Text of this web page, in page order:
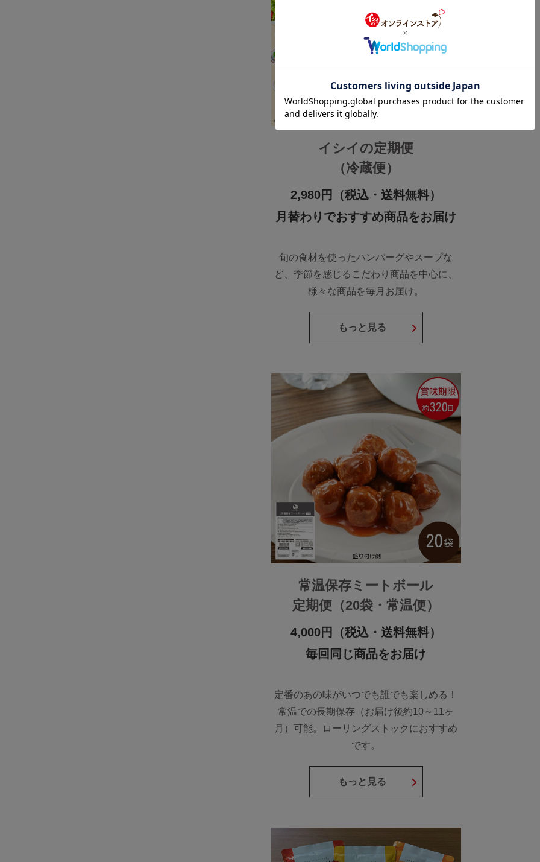
イシイの定期便
（冷蔵便）
2,980円（税込・送料無料）
月替わりでおすすめ商品をお届け
旬の食材を使ったハンバーグやスープな
ど、季節を感じるこだわり商品を中心に、
様々な商品を毎月お届け。
もっと見る
常温保存ミートボール
定期便（20袋・常温便）
4,000円（税込・送料無料）
毎回同じ商品をお届け
定番のあの味がいつでも誰でも楽しめる！
常温での長期保存（お届け後約10～11ヶ
月）可能。ローリングストックにおすすめ
です。
もっと見る